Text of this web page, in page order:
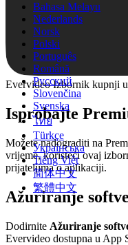
Bahasa Melayu
Nederlands
Norsk
Polski
Português
Română
Русский
Slovenčina
Svenska
ไทย
Türkçe
Українська
Tiếng Việt
简体中文
繁體中文
Evervideo Izbornik kupnji
Isprobajte
Možete nadograditi na
vrijeme, koristeći ovaj
prijateljima o aplikaciji.
Ažuriranje
Dodirnite Ažuriranje
Evervideo dostupna u App